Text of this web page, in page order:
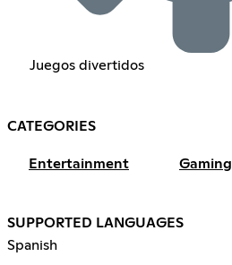
Juegos divertidos
CATEGORIES
Entertainment Gaming
SUPPORTED LANGUAGES
Spanish